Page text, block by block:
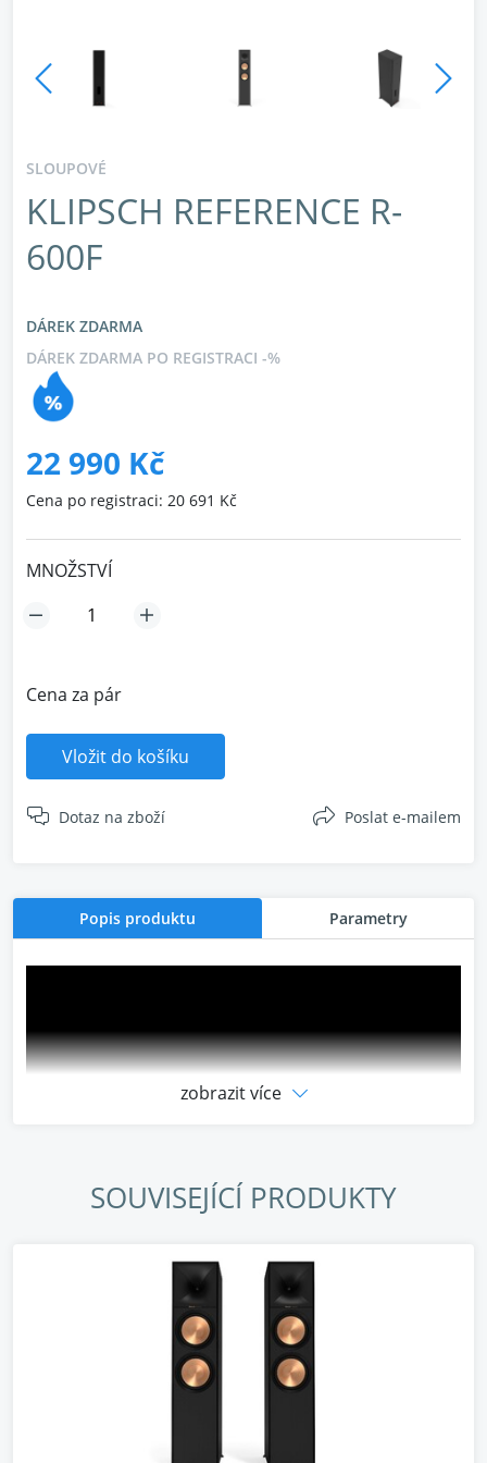
SLOUPOVÉ
KLIPSCH REFERENCE R-
600F
DÁREK ZDARMA
DÁREK ZDARMA PO REGISTRACI -%
22 990 Kč
Cena po registraci: 20 691 Kč
MNOŽSTVÍ
Cena za pár
Vložit do košíku
Dotaz na zboží Poslat e-mailem
Popis produktu Parametry
Stojací reproduktory Klipsch R-600F s
pohlcující zábavu domácího kina. Tento model
zobrazit více
SOUVISEJÍCÍ PRODUKTY